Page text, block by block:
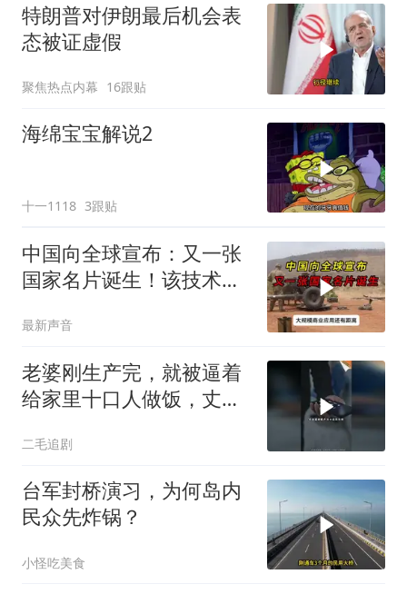
特朗普对伊朗最后机会表
态被证虚假
聚焦热点内幕 16跟贴
海绵宝宝解说2
十一1118 3跟贴
中国向全球宣布：又一张
国家名片诞生！该技术全
最新声音
老婆刚生产完，就被逼着
给家里十口人做饭，丈夫
二毛追剧
台军封桥演习，为何岛内
民众先炸锅？
小怪吃美食